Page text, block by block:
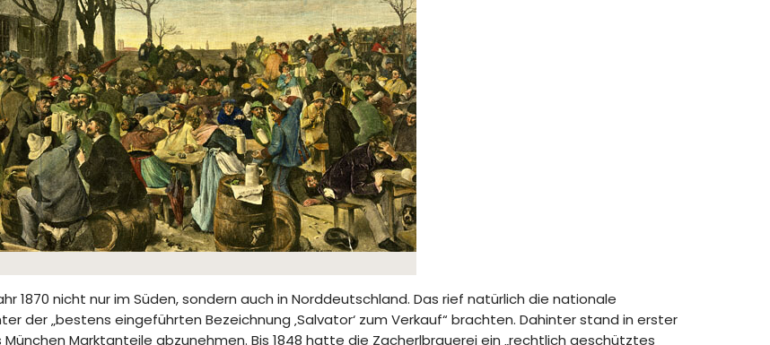
1870 nicht nur im Süden, sondern auch in Norddeutschland. Das rief natürlich die nationale
der „bestens eingeführten Bezeichnung ‚Salvator‘ zum Verkauf“ brachten. Dahinter stand in erster
Marktanteile abzunehmen. Bis 1848 hatte die Zacherlbrauerei ein „rechtlich geschütztes